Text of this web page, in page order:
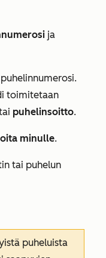
ja
toimitetaan
puhelinsoitto.
minulle.
tai puhelun
puheluista